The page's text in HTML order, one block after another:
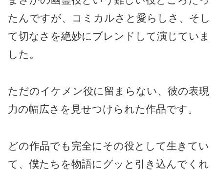
たんですが、コミカルさと愛らしさ、そし
て切なさを絶妙にブレンドして演じていま
した。
ただのイケメン役に留まらない、彼の表現
力の幅広さを見せつけられた作品です。
どの作品でも完全にその役として生きてい
て、僕たちを物語にグッと引き込んでくれ